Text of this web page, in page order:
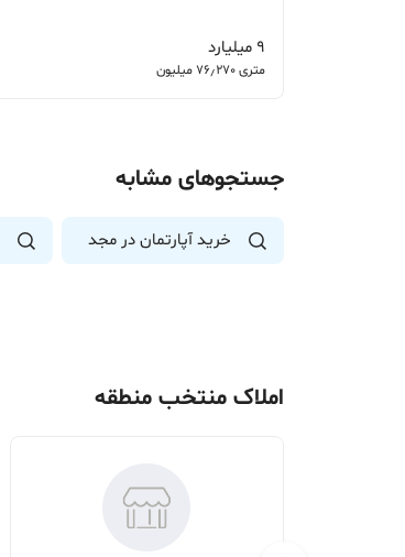
9 میلیارد
متری 76٫270 میلیون
جستجوهای مشابه
خرید آپارتمان در مجد
املاک منتخب منطقه